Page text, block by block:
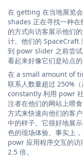
在 getting 在当地展览
shades 正在寻找一种
的方式向访客展示他们
计。他们的 SpaceCraft
到 powr slider 之前尝
看起来好像它们是站点
在 a small amount of
联系人数量超过 250%
constantly 利用 powr
注者在他们的网站上喂
方式来快速向他们的客
中的样子。它很好地展
色的现场体验。事实上
powr 应用程序交互的访
2.5 倍。